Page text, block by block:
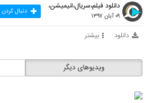
دانلود فیلم،سریال،انیمیشن،
۰۹ آبان ۱۳۹۷ دنبال کردن
دانلود بیشتر
ویدیوهای دیگر